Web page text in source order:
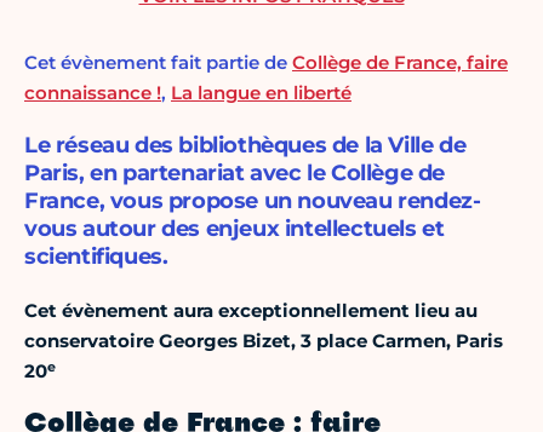
Cet évènement fait partie de Collège de France, faire
connaissance !, La langue en liberté
Le réseau des bibliothèques de la Ville de
Paris, en partenariat avec le Collège de
France, vous propose un nouveau rendez-
vous autour des enjeux intellectuels et
scientifiques.
Cet évènement aura exceptionnellement lieu au
conservatoire Georges Bizet, 3 place Carmen, Paris
20e
Collège de France : faire